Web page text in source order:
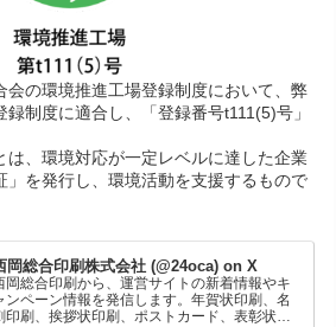
会の環境推進工場登録制度において、弊
制度に適合し、「登録番号t111(5)号」
は、環境対応が一定レベルに達した企業
」を発行し、環境活動を支援するもので
岡総合印刷株式会社 (@24oca) on X
岡総合印刷から、運営サイトの新着情報やキ
ンペーン情報を発信します。年賀状印刷、名
印刷、挨拶状印刷、ポストカード、表彰状印